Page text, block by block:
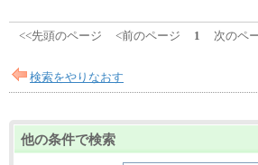
<<先頭のページ <前のページ 1 次のペ
検索をやりなおす
他の条件で検索